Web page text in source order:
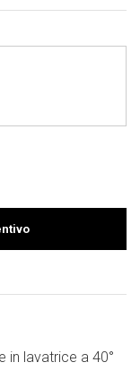
in lavatrice a 40°